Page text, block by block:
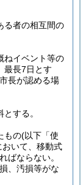
る者の相互間の
ねイベント等の
最長7日とす
長が認める場
する。
もの(以下「使
いて、移動式
ばならない。
、汚損等がな